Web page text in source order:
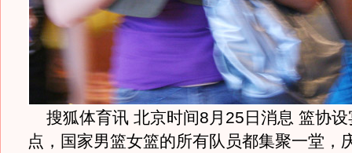
搜狐体育讯 北京时间8月25日消息 篮协设
点，国家男篮女篮的所有队员都集聚一堂，